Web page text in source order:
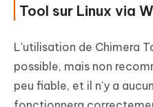
Tool sur Linux via
L'utilisation de Chimera
possible, mais non
peu fiable, et il n'y a